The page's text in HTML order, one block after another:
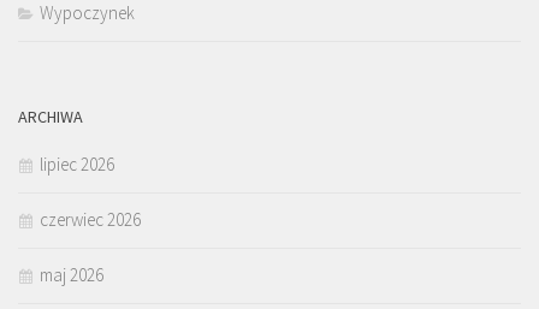
Wypoczynek
ARCHIWA
lipiec 2026
czerwiec 2026
maj 2026